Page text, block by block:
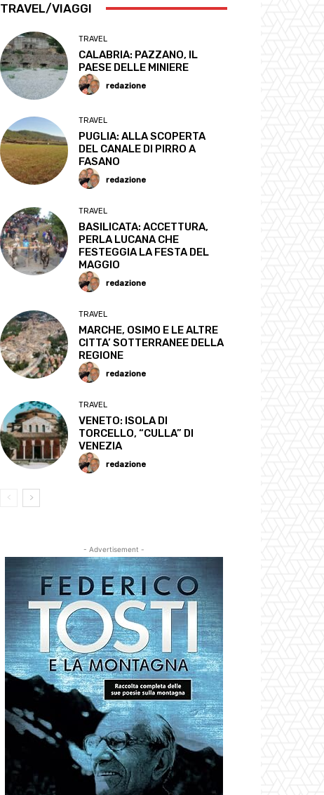
TRAVEL/VIAGGI
TRAVEL
CALABRIA: PAZZANO, IL
PAESE DELLE MINIERE
redazione
TRAVEL
PUGLIA: ALLA SCOPERTA
DEL CANALE DI PIRRO A
FASANO
redazione
TRAVEL
BASILICATA: ACCETTURA,
PERLA LUCANA CHE
FESTEGGIA LA FESTA DEL
MAGGIO
redazione
TRAVEL
MARCHE, OSIMO E LE ALTRE
CITTA’ SOTTERRANEE DELLA
REGIONE
redazione
TRAVEL
VENETO: ISOLA DI
TORCELLO, “CULLA” DI
VENEZIA
redazione
- Advertisement -